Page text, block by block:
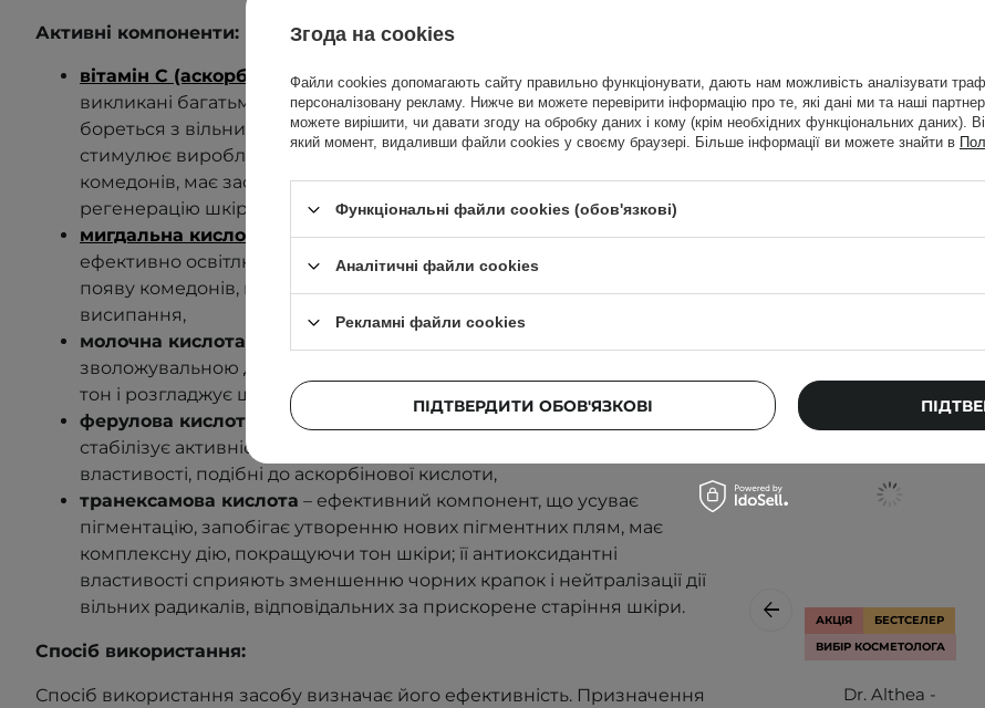
Активні компоненти:
вітамін C (аскорбінова кислота 10%)–освітлює пігментні плями,
викликані багатьма факторами, вирівнює тон шкіри, усуває тьмяність,
бореться з вільними радикалами, уповільнює процеси старіння,
стимулює вироблення колагену та еластину, запобігає утворенню
комедонів, має заспокійливу дію на запальні процеси, прискорює
регенерацію шкіри,
мигдальна кислота 5%–відлущує епідерміс, завдяки чому
ефективно освітлює пігментні плями, розблоковує пори та обмежує
появу комедонів, має антибактеріальну дію, що допомагає зменшити
висипання,
молочна кислота ~5%
зволожувальною дією, регулює відлущування епідермісу, вирівнює
тон і розгладжує шкіру, зменшуючи шорсткість,
ферулова кислота
працює в синергії з аскорбіновою кислотою,
стабілізує активність вітамінів C та E, посилює їхню дію, має
властивості, подібні до аскорбінової кислоти,
транексамова кислота – ефективний компонент, що усуває
пігментацію, запобігає утворенню нових пігментних плям, має
комплексну дію, покращуючи тон шкіри; її антиоксидантні
властивості сприяють зменшенню чорних крапок і нейтралізації дії
вільних радикалів, відповідальних за прискорене старіння шкіри.
Спосіб використання:
Спосіб використання засобу визначає його ефективність. Призначення
845,00 ГРН
Клієнти, які
АКЦІЯ
БЕСТСЕЛЕР
ВИБІР КОСМЕТОЛОГА
Dr. Althea -
Згода на cookies
Файли cookies допомагають сайту правильно функціонувати, дають нам можливість аналізувати
персоналізовану рекламу. Нижче ви можете перевірити інформацію про те, які дані ми та наші
можете вирішити, чи давати згоду на обробку даних і кому (крім необхідних функціональних даних).
який момент, видаливши файли cookies у своєму браузері. Більше інформації ви можете знайти в
Функціональні файли cookies (обов'язкові)
Аналітичні файли cookies
Рекламні файли cookies
ПІДТВЕРДИТИ ОБОВ'ЯЗКОВІ